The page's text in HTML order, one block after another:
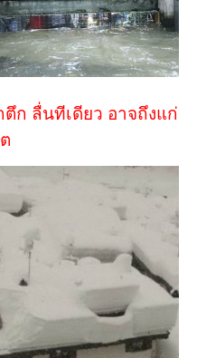
ก ลื่นทีเดียว อาจถึงแก่